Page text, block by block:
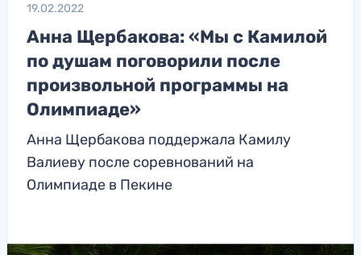
19.02.2022
Анна Щербакова: «Мы с Камилой
по душам поговорили после
произвольной программы на
Олимпиаде»
Анна Щербакова поддержала Камилу
Валиеву после соревнований на
Олимпиаде в Пекине